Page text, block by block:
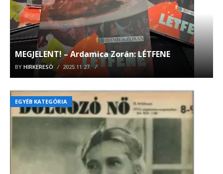
MEGJELENT! – Ardamica Zorán: LÉTFENE
BY HIRKERESÖ 2025.11.27.
EGYÉB KATEGÓRIA